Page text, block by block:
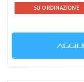
SU ORDINAZIONE